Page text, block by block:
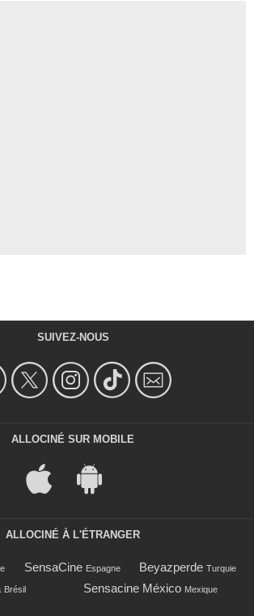
SUIVEZ-NOUS
ALLOCINÉ SUR MOBILE
ALLOCINÉ À L'ÉTRANGER
SensaCine Espagne Beyazperde Turquie
Brésil Sensacine México Mexique